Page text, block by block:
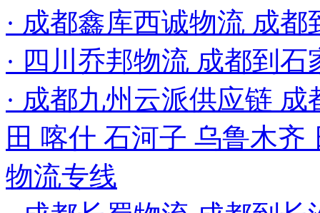
· 成都鑫库西诚物流 成
· 四川乔邦物流 成都到
· 成都九州云派供应链
田 喀什 石河子 乌鲁木
物流专线